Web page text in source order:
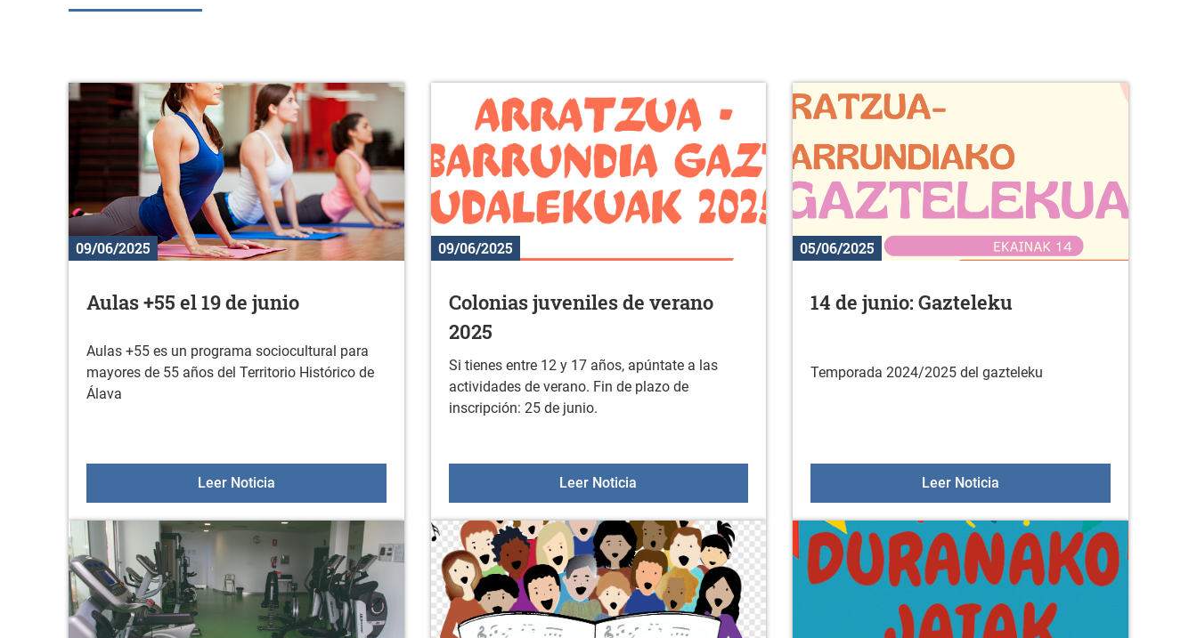
09/06/2025
Aulas +55 el 19 de junio
Aulas +55 es un programa sociocultural para
mayores de 55 años del Territorio Histórico de
Álava
Leer NoticiaAulas +55 el 19 de junio
09/06/2025
Colonias juveniles de verano
2025
Si tienes entre 12 y 17 años, apúntate a las
actividades de verano. Fin de plazo de
inscripción: 25 de junio.
Leer Noticia
05/06/2025
14 de junio: Gazteleku
Temporada 2024/2025 del gazteleku
Leer Noticia